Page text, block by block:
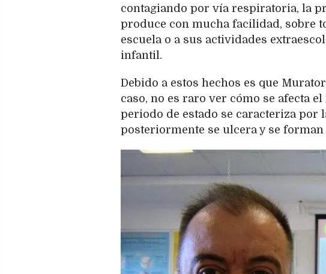
contagiando por vía respiratoria, la
produce con mucha facilidad, sobre
escuela o a sus actividades
infantil.
Debido a estos hechos es que
caso, no es raro ver cómo se afecta
periodo de estado se caracteriza por
posteriormente se ulcera y se forman